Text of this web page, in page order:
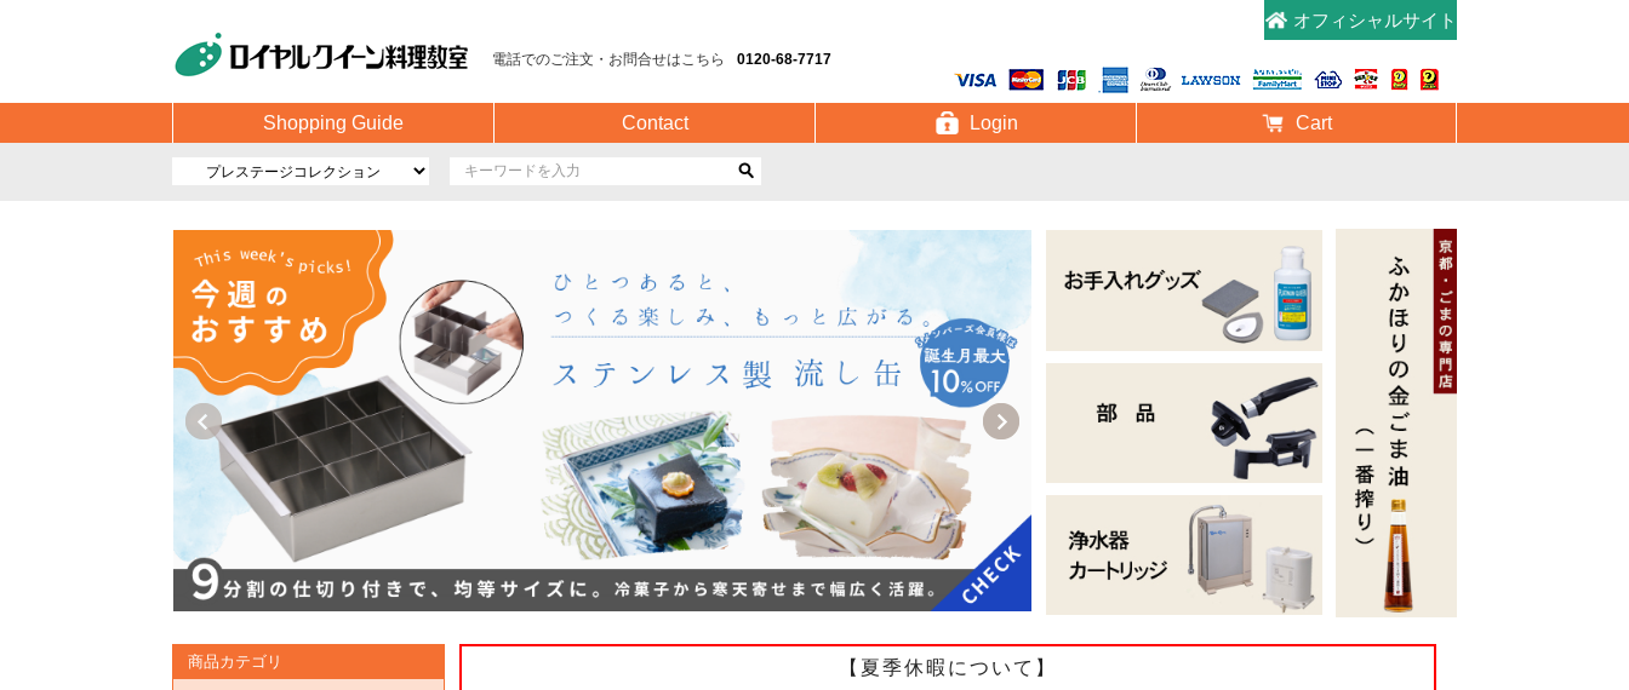
電話でのご注文・お問合せはこちら 0120-68-7717
オフィシャルサイト
Shopping Guide Contact Login Cart
【夏季休暇について】
商品カテゴリ